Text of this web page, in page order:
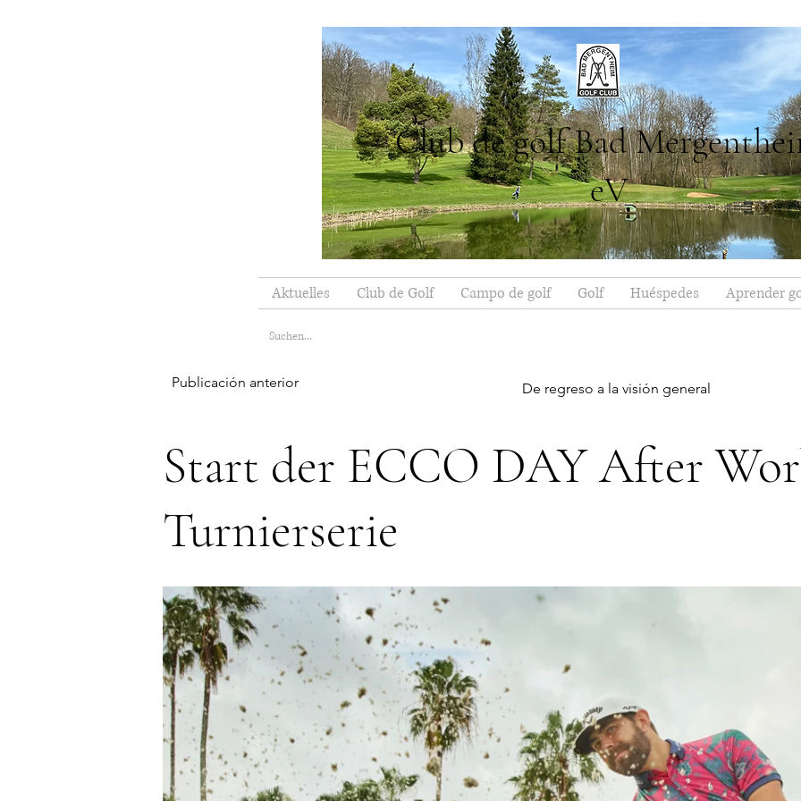
Club de golf Bad
eV
Aktuelles Club de Golf Campo de golf Golf Huéspedes Aprender
Publicación anterior De regreso a la visión general
Start der ECCO DAY After
Turnierserie